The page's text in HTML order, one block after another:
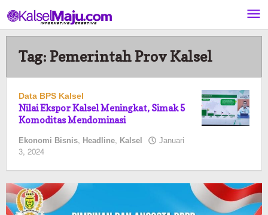
ke
konten
Tag: Pemerintah Prov Kalsel
Data BPS Kalsel
Nilai Ekspor Kalsel Meningkat, Simak 5
Komoditas Mendominasi
Ekonomi Bisnis, Headline, Kalsel Januari
3, 2024
pratiwi